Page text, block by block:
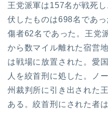
王党派軍は157名が戦死
伏したものは698名であ
傷者62名であった。王党
から数マイル離れた宿営
は戦場に放置された。愛
人を絞首刑に処した。ノ
州裁判所に引き出された
ある。絞首刑にされた者